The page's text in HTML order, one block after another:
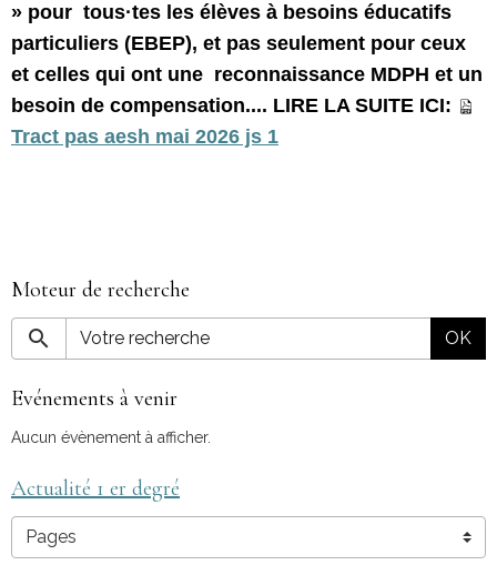
» pour tous·tes les élèves à besoins éducatifs
particuliers (EBEP), et pas seulement pour ceux
et celles qui ont une reconnaissance MDPH et un
besoin de compensation.... LIRE LA SUITE ICI:
Tract pas aesh mai 2026 js 1
Moteur de recherche
OK
Evénements à venir
Aucun évènement à afficher.
Actualité 1 er degré